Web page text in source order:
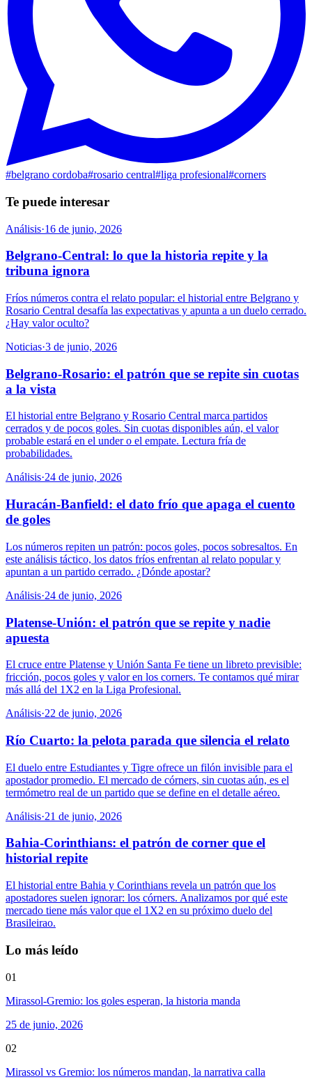
#belgrano cordoba#rosario central#liga profesional#corners
Te puede interesar
Análisis·16 de junio, 2026
Belgrano-Central: lo que la historia repite y la
tribuna ignora
Fríos números contra el relato popular: el historial entre Belgrano y
Rosario Central desafía las expectativas y apunta a un duelo cerrado.
¿Hay valor oculto?
Noticias·3 de junio, 2026
Belgrano-Rosario: el patrón que se repite sin cuotas
a la vista
El historial entre Belgrano y Rosario Central marca partidos
cerrados y de pocos goles. Sin cuotas disponibles aún, el valor
probable estará en el under o el empate. Lectura fría de
probabilidades.
Análisis·24 de junio, 2026
Huracán-Banfield: el dato frío que apaga el cuento
de goles
Los números repiten un patrón: pocos goles, pocos sobresaltos. En
este análisis táctico, los datos fríos enfrentan al relato popular y
apuntan a un partido cerrado. ¿Dónde apostar?
Análisis·24 de junio, 2026
Platense-Unión: el patrón que se repite y nadie
apuesta
El cruce entre Platense y Unión Santa Fe tiene un libreto previsible:
fricción, pocos goles y valor en los corners. Te contamos qué mirar
más allá del 1X2 en la Liga Profesional.
Análisis·22 de junio, 2026
Río Cuarto: la pelota parada que silencia el relato
El duelo entre Estudiantes y Tigre ofrece un filón invisible para el
apostador promedio. El mercado de córners, sin cuotas aún, es el
termómetro real de un partido que se define en el detalle aéreo.
Análisis·21 de junio, 2026
Bahia-Corinthians: el patrón de corner que el
historial repite
El historial entre Bahia y Corinthians revela un patrón que los
apostadores suelen ignorar: los córners. Analizamos por qué este
mercado tiene más valor que el 1X2 en su próximo duelo del
Brasileirao.
Lo más leído
01
Mirassol-Gremio: los goles esperan, la historia manda
25 de junio, 2026
02
Mirassol vs Gremio: los números mandan, la narrativa calla